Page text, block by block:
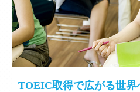
TOEIC取得で広がる世界